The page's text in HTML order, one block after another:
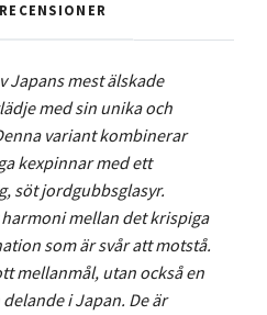
RECENSIONER
Japans mest älskade
med sin unika och
variant kombinerar
kexpinnar med ett
söt jordgubbsglasyr.
mellan det krispiga
som är svår att motstå.
mellanmål, utan också en
i Japan. De är